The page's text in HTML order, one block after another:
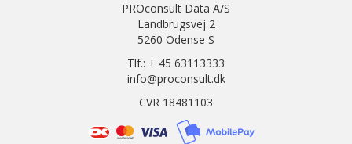
PROconsult Data A/S
Landbrugsvej 2
5260 Odense S
Tlf.: + 45 63113333
info@proconsult.dk
CVR 18481103